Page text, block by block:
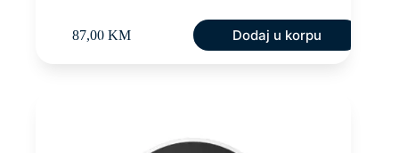
87,00 KM Dodaj u korpu